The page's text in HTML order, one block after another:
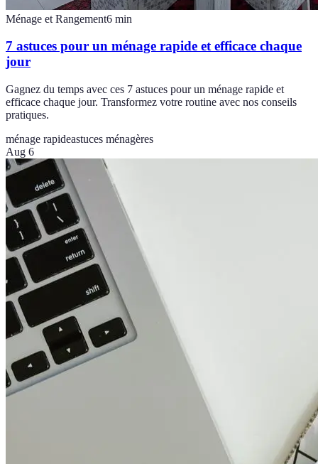
Ménage et Rangement6 min
7 astuces pour un ménage rapide et efficace chaque
jour
Gagnez du temps avec ces 7 astuces pour un ménage rapide et
efficace chaque jour. Transformez votre routine avec nos conseils
pratiques.
ménage rapideastuces ménagères
Aug 6